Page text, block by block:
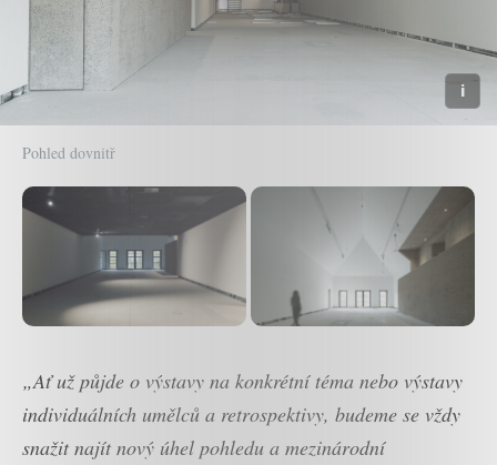
Pohled dovnitř
„Ať už půjde o výstavy na konkrétní téma nebo výstavy
individuálních umělců a retrospektivy, budeme se vždy
snažit najít nový úhel pohledu a mezinárodní